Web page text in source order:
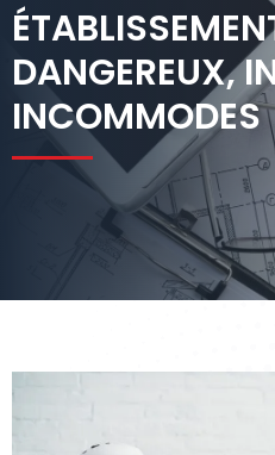
DANGEREUX,
INCOMMODES